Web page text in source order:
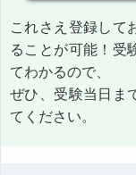
これさえ登録して
ることが可能！受
てわかるので、
ぜひ、受験当日ま
てください。